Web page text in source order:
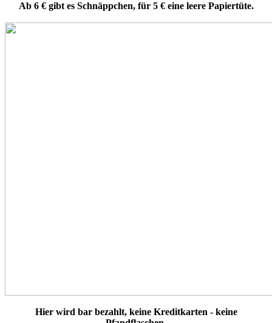
Ab 6 € gibt es Schnäppchen, für 5 € eine leere Papiertüte.
Hier wird bar bezahlt, keine Kreditkarten - keine